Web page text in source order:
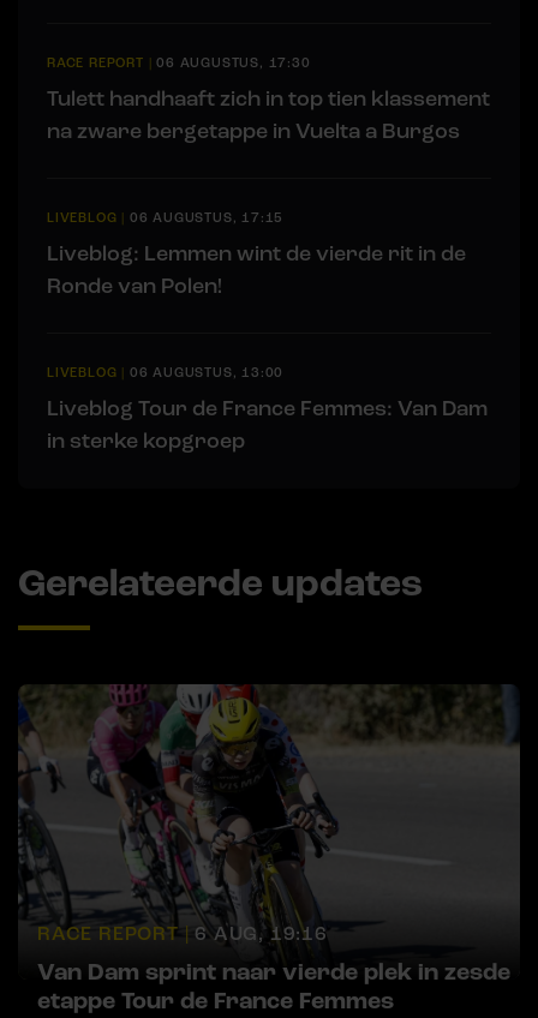
RACE REPORT |06 AUGUSTUS, 17:30
Tulett handhaaft zich in top tien klassement
na zware bergetappe in Vuelta a Burgos
LIVEBLOG 06 AUGUSTUS, 17:15
Liveblog: Lemmen wint de vierde rit in de
Ronde van Polen!
LIVEBLOG 06 AUGUSTUS, 13:00
Liveblog Tour de France Femmes: Van Dam
in sterke kopgroep
Gerelateerde updates
RACE REPORT | 6 AUG, 19:16
Van Dam sprint naar vierde plek in zesde
etappe Tour de France Femmes